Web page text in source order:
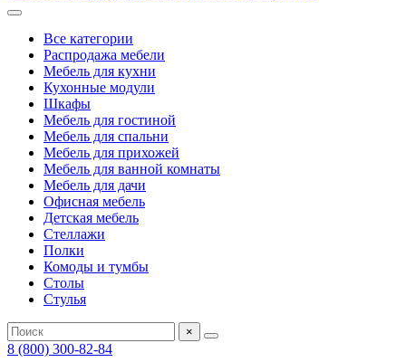
Все категории
Распродажа мебели
Мебель для кухни
Кухонные модули
Шкафы
Мебель для гостиной
Мебель для спальни
Мебель для прихожей
Мебель для ванной комнаты
Мебель для дачи
Офисная мебель
Детская мебель
Стеллажи
Полки
Комоды и тумбы
Столы
Стулья
×
8 (800) 300-82-84